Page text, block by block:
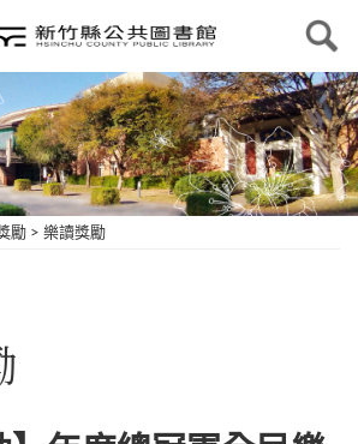
勵 > 樂讀獎勵